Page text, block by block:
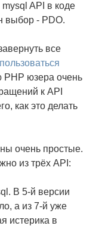
API в коде
выбор - PDO.
все
РНР юзера очень
к API
как это делать
очень простые.
из трёх API:
В 5-й версии
а из 7-й уже
истерика в